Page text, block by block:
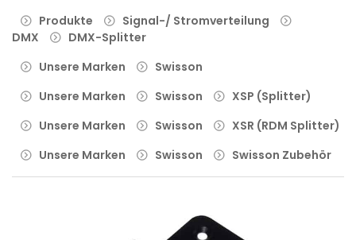
Produkte
Signal-/ Stromverteilung
DMX
DMX-Splitter
Unsere Marken
Swisson
Unsere Marken
Swisson
XSP (Splitter)
Unsere Marken
Swisson
XSR (RDM Splitter)
Unsere Marken
Swisson Swisson Zubehör